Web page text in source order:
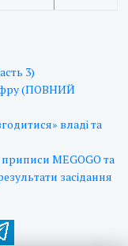
3)
(ПОВНИЙ
владі та
MEGOGO та
засідання